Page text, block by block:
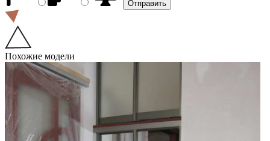
Похожие модели